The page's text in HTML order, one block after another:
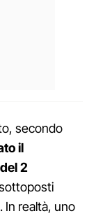
secondo
il
2
In realtà, uno